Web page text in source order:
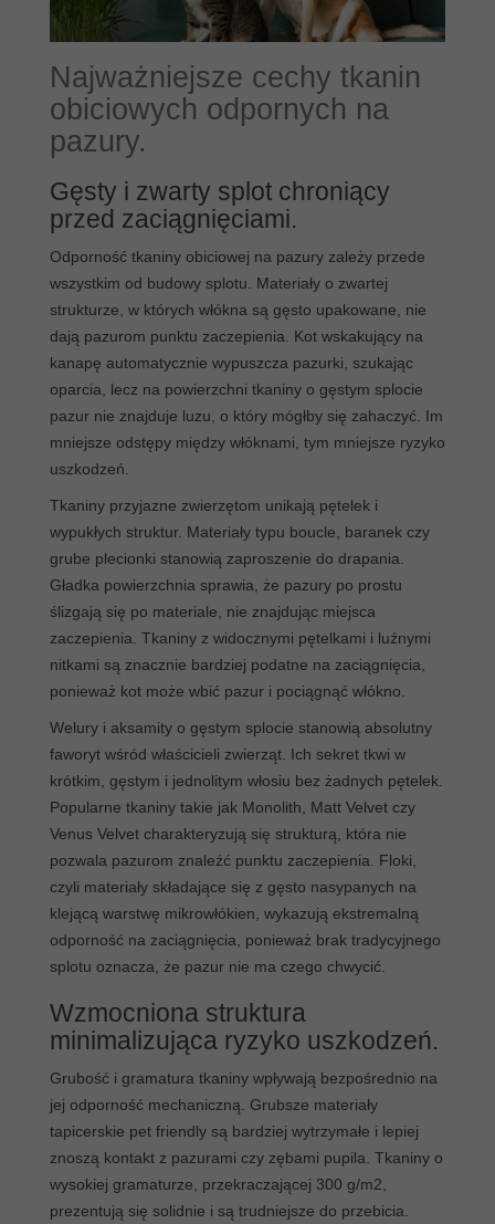
Najważniejsze cechy tkanin
obiciowych odpornych na
pazury.
Gęsty i zwarty splot chroniący
przed zaciągnięciami.
Odporność tkaniny obiciowej na pazury zależy przede
wszystkim od budowy splotu. Materiały o zwartej
strukturze, w których włókna są gęsto upakowane, nie
dają pazurom punktu zaczepienia. Kot wskakujący na
kanapę automatycznie wypuszcza pazurki, szukając
oparcia, lecz na powierzchni tkaniny o gęstym splocie
pazur nie znajduje luzu, o który mógłby się zahaczyć. Im
mniejsze odstępy między włóknami, tym mniejsze ryzyko
uszkodzeń.
Tkaniny przyjazne zwierzętom unikają pętelek i
wypukłych struktur. Materiały typu boucle, baranek czy
grube plecionki stanowią zaproszenie do drapania.
Gładka powierzchnia sprawia, że pazury po prostu
ślizgają się po materiale, nie znajdując miejsca
zaczepienia. Tkaniny z widocznymi pętelkami i luźnymi
nitkami są znacznie bardziej podatne na zaciągnięcia,
ponieważ kot może wbić pazur i pociągnąć włókno.
Welury i aksamity o gęstym splocie stanowią absolutny
faworyt wśród właścicieli zwierząt. Ich sekret tkwi w
krótkim, gęstym i jednolitym włosiu bez żadnych pętelek.
Popularne tkaniny takie jak Monolith, Matt Velvet czy
Venus Velvet charakteryzują się strukturą, która nie
pozwala pazurom znaleźć punktu zaczepienia. Floki,
czyli materiały składające się z gęsto nasypanych na
klejącą warstwę mikrowłókien, wykazują ekstremalną
odporność na zaciągnięcia, ponieważ brak tradycyjnego
splotu oznacza, że pazur nie ma czego chwycić.
Wzmocniona struktura
minimalizująca ryzyko uszkodzeń.
Grubość i gramatura tkaniny wpływają bezpośrednio na
jej odporność mechaniczną. Grubsze materiały
tapicerskie pet friendly są bardziej wytrzymałe i lepiej
znoszą kontakt z pazurami czy zębami pupila. Tkaniny o
wysokiej gramaturze, przekraczającej 300 g/m2,
prezentują się solidnie i są trudniejsze do przebicia.